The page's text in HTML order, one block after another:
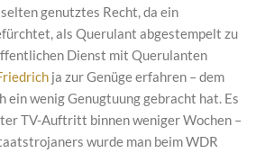
genutztes Recht, da ein
als Querulant abgestempelt zu
Dienst mit Querulanten
ja zur Genüge erfahren – dem
wenig Genugtuung gebracht hat. Es
TV-Auftritt binnen weniger Wochen –
wurde man beim WDR